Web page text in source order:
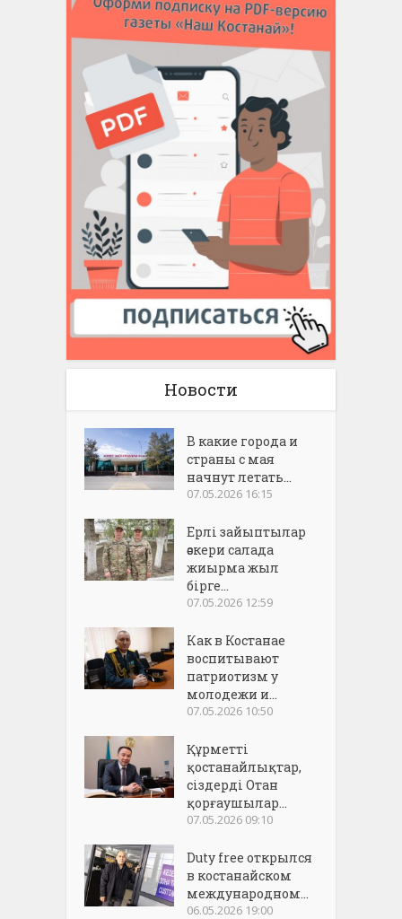
Новости
В какие города и
страны с мая
начнут летать...
07.05.2026 16:15
Ерлі зайыптылар
әскери салада
жиырма жыл
бірге...
07.05.2026 12:59
Как в Костанае
воспитывают
патриотизм у
молодежи и...
07.05.2026 10:50
Құрметті
қостанайлықтар,
сіздерді Отан
қорғаушылар...
07.05.2026 09:10
Duty free открылся
в костанайском
международном...
06.05.2026 19:00